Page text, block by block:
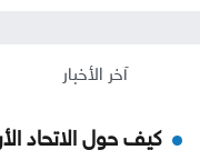
آخر الأخبار
كيف حول الاتحاد